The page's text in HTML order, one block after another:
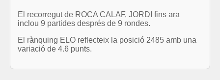
El recorregut de ROCA CALAF, JORDI fins ara
inclou 9 partides després de 9 rondes.
El rànquing ELO reflecteix la posició 2485 amb una
variació de 4.6 punts.